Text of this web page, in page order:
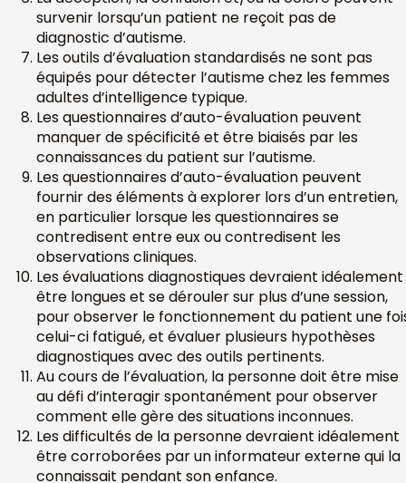
survenir lorsqu’un patient ne reçoit pas de
diagnostic d’autisme.
Les outils d’évaluation standardisés ne sont pas
équipés pour détecter l’autisme chez les femmes
adultes d’intelligence typique.
Les questionnaires d’auto-évaluation peuvent
manquer de spécificité et être biaisés par les
connaissances du patient sur l’autisme.
Les questionnaires d’auto-évaluation peuvent
fournir des éléments à explorer lors d’un entretien,
en particulier lorsque les questionnaires se
contredisent entre eux ou contredisent les
observations cliniques.
Les évaluations diagnostiques devraient idéalement
être longues et se dérouler sur plus d’une session,
pour observer le fonctionnement du patient une
celui-ci fatigué, et évaluer plusieurs hypothèses
diagnostiques avec des outils pertinents.
Au cours de l’évaluation, la personne doit être mise
au défi d’interagir spontanément pour observer
comment elle gère des situations inconnues.
Les difficultés de la personne devraient idéalement
être corroborées par un informateur externe qui la
connaissait pendant son enfance.